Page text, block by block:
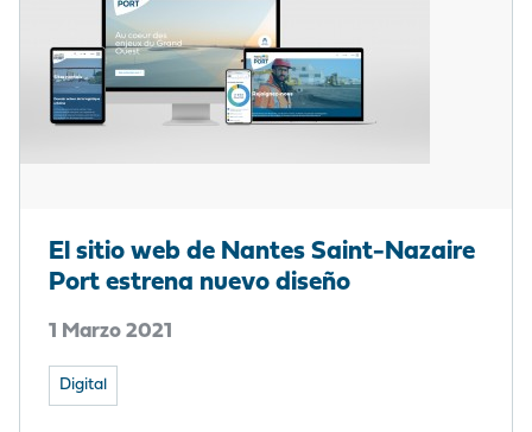
El sitio web de Nantes Saint-Nazaire
Port estrena nuevo diseño
1 Marzo 2021
Digital